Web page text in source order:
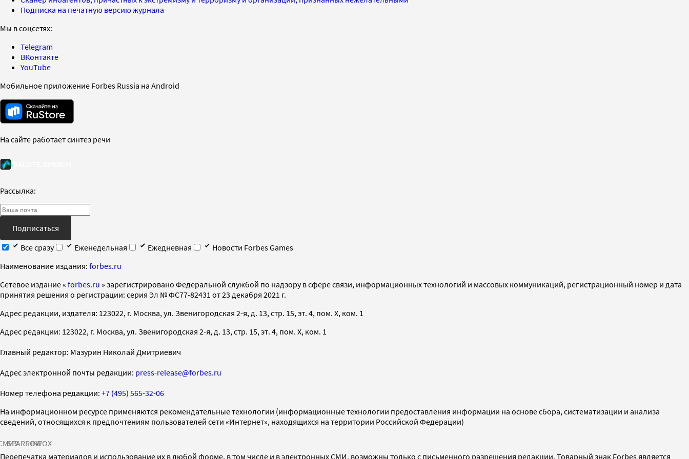
Подписка на печатную версию журнала
Мы в соцсетях:
Telegram
ВКонтакте
YouTube
Мобильное приложение Forbes Russia на Android
На сайте работает синтез речи
Рассылка:
Подписаться
Все сразу
Еженедельная Ежедневная
Новости Forbes Games
Наименование издания: forbes.ru
Cетевое издание « forbes.ru » зарегистрировано Федеральной службой по надзору в сфере связи, информационных технологий и массовых коммуникаций, регистрационный номер и дата
принятия решения о регистрации: серия Эл № ФС77-82431 от 23 декабря 2021 г.
Адрес редакции, издателя: 123022, г. Москва, ул. Звенигородская 2-я, д. 13, стр. 15, эт. 4, пом. X, ком. 1
Адрес редакции: 123022, г. Москва, ул. Звенигородская 2-я, д. 13, стр. 15, эт. 4, пом. X, ком. 1
Главный редактор: Мазурин Николай Дмитриевич
Адрес электронной почты редакции: press-release@forbes.ru
Номер телефона редакции: +7 (495) 565-32-06
На информационном ресурсе применяются рекомендательные технологии (информационные технологии предоставления информации на основе сбора, систематизации и анализа
сведений, относящихся к предпочтениям пользователей сети «Интернет», находящихся на территории Российской Федерации)
SPARROWINFOX
Перепечатка материалов и использование их в любой форме, в том числе и в электронных СМИ, возможны только с письменного разрешения редакции. Товарный знак Forbes является